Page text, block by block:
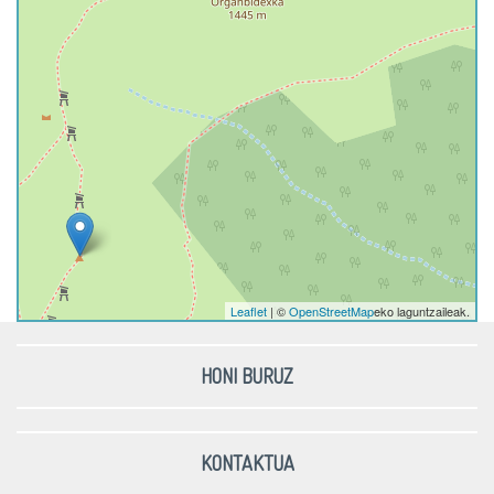
Leaflet | ©OpenStreetMapeko laguntzaileak.
HONI BURUZ
KONTAKTUA